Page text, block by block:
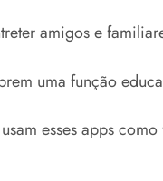
amigos e
uma função
esses apps